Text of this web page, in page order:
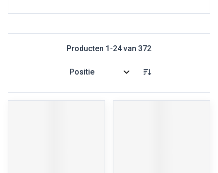
Producten 1 -24van 372
Sorteer op: